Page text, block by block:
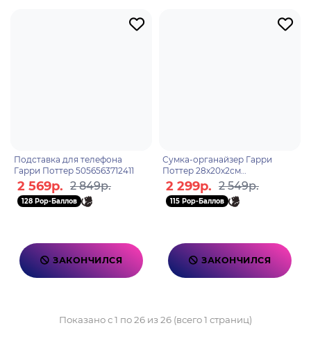
Подставка для телефона
Гарри Поттер 5056563712411
2 569р. 2 849р.
128 Pop-Баллов
ЗАКОНЧИЛСЯ
Сумка-органайзер Гарри
Поттер 28х20х2см
5056563714330
2 299р. 2 549р.
115 Pop-Баллов
ЗАКОНЧИЛСЯ
Показано с 1 по 26 из 26 (всего 1 страниц)